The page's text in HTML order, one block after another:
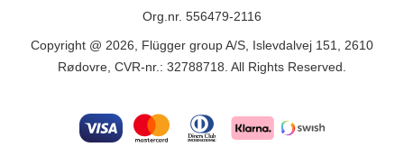
Org.nr. 556479-2116
Copyright @ 2026, Flügger group A/S, Islevdalvej 151, 2610
Rødovre, CVR-nr.: 32788718. All Rights Reserved.